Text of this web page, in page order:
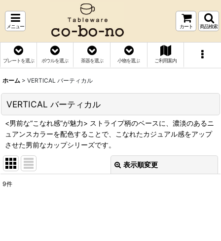
メニュー カート 商品検索
プレートを選ぶ ボウルを選ぶ 茶器を選ぶ 小物を選ぶ ご利用案内
ホーム > VERTICAL バーティカル
VERTICAL バーティカル
<男前な“こなれ感”が魅力> ストライプ柄のベースに、濃淡のあるニ
ュアンスカラーを配色することで、こなれたカジュアル感をアップ
させた男前なカップシリーズです。
表示順変更
9件